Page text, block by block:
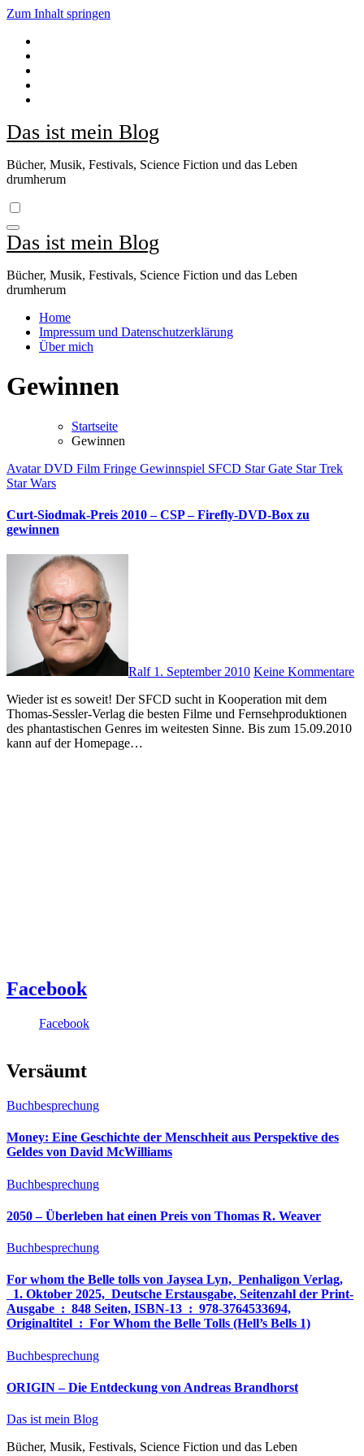
Zum Inhalt springen
Das ist mein Blog
Bücher, Musik, Festivals, Science Fiction und das Leben
drumherum
Das ist mein Blog
Bücher, Musik, Festivals, Science Fiction und das Leben
drumherum
Home
Impressum und Datenschutzerklärung
Über mich
Gewinnen
Startseite
Gewinnen
AvatarDVD Film Fringe Gewinnspiel SFCD Star Gate Star Trek
Star Wars
Curt-Siodmak-Preis 2010 – CSP – Firefly-DVD-Box zu
gewinnen
Ralf 1. September 2010 Keine Kommentare
Wieder ist es soweit! Der SFCD sucht in Kooperation mit dem
Thomas-Sessler-Verlag die besten Filme und Fernsehproduktionen
des phantastischen Genres im weitesten Sinne. Bis zum 15.09.2010
kann auf der Homepage…
Facebook
Facebook
Versäumt
Buchbesprechung
Money: Eine Geschichte der Menschheit aus Perspektive des
Geldes von David McWilliams
Buchbesprechung
2050 – Überleben hat einen Preis von Thomas R. Weaver
Buchbesprechung
For whom the Belle tolls von Jaysea Lyn, ‎ Penhaligon Verlag,
‎ 1. Oktober 2025, ‎ Deutsche Erstausgabe, Seitenzahl der Print-
Ausgabe ‏ : ‎ 848 Seiten, ISBN-13 ‏ : ‎ 978-3764533694,
Originaltitel ‏ : ‎ For Whom the Belle Tolls (Hell’s Bells 1)
Buchbesprechung
ORIGIN – Die Entdeckung von Andreas Brandhorst
Das ist mein Blog
Bücher, Musik, Festivals, Science Fiction und das Leben